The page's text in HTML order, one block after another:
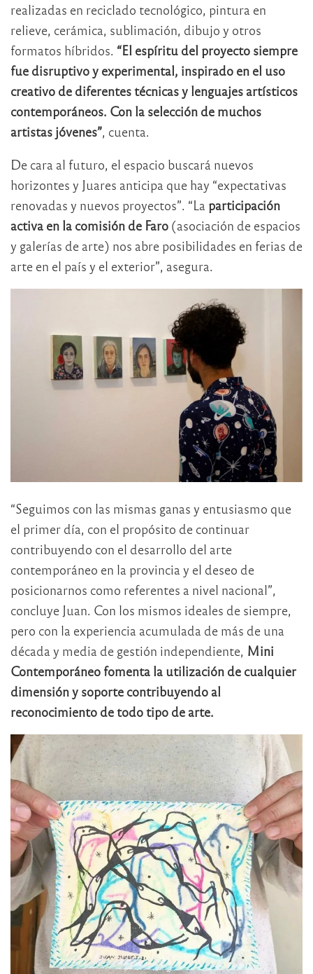
realizadas en reciclado tecnológico, pintura en
relieve, cerámica, sublimación, dibujo y otros
formatos híbridos. “El espíritu del proyecto siempre
fue disruptivo y experimental, inspirado en el uso
creativo de diferentes técnicas y lenguajes artísticos
contemporáneos. Con la selección de muchos
artistas jóvenes”, cuenta.
De cara al futuro, el espacio buscará nuevos
horizontes y Juares anticipa que hay “expectativas
renovadas y nuevos proyectos”. “La participación
activa en la comisión de Faro (asociación de espacios
y galerías de arte) nos abre posibilidades en ferias de
arte en el país y el exterior”, asegura.
“Seguimos con las mismas ganas y entusiasmo que
el primer día, con el propósito de continuar
contribuyendo con el desarrollo del arte
contemporáneo en la provincia y el deseo de
posicionarnos como referentes a nivel nacional”,
concluye Juan. Con los mismos ideales de siempre,
pero con la experiencia acumulada de más de una
década y media de gestión independiente, Mini
Contemporáneo fomenta la utilización de cualquier
dimensión y soporte contribuyendo al
reconocimiento de todo tipo de arte.